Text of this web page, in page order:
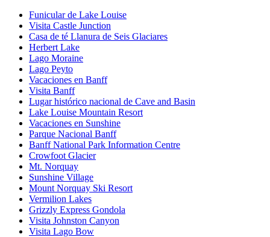
Funicular de Lake Louise
Visita Castle Junction
Casa de té Llanura de Seis Glaciares
Herbert Lake
Lago Moraine
Lago Peyto
Vacaciones en Banff
Visita Banff
Lugar histórico nacional de Cave and Basin
Lake Louise Mountain Resort
Vacaciones en Sunshine
Parque Nacional Banff
Banff National Park Information Centre
Crowfoot Glacier
Mt. Norquay
Sunshine Village
Mount Norquay Ski Resort
Vermilion Lakes
Grizzly Express Gondola
Visita Johnston Canyon
Visita Lago Bow